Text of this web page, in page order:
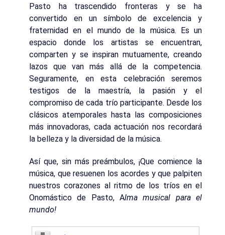
Pasto ha trascendido fronteras y se ha
convertido en un símbolo de excelencia y
fraternidad en el mundo de la música. Es un
espacio donde los artistas se encuentran,
comparten y se inspiran mutuamente, creando
lazos que van más allá de la competencia.
Seguramente, en esta celebración seremos
testigos de la maestría, la pasión y el
compromiso de cada trío participante. Desde los
clásicos atemporales hasta las composiciones
más innovadoras, cada actuación nos recordará
la belleza y la diversidad de la música.
Así que, sin más preámbulos, ¡Que comience la
música, que resuenen los acordes y que palpiten
nuestros corazones al ritmo de los tríos en el
Onomástico de Pasto, Alma musical para el
mundo!